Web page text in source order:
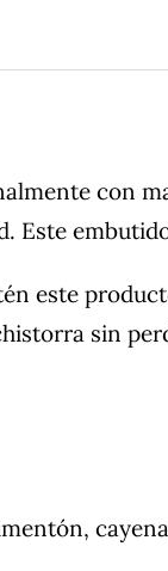
con
Este
este
sin